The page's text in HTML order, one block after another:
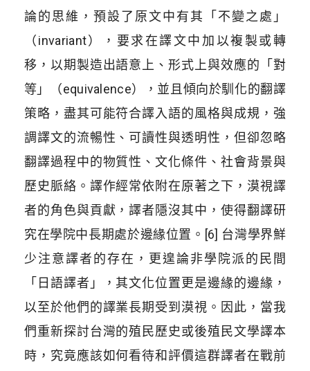
論的思維，預設了原文中有其「不變之處」
（invariant），要求在譯文中加以複製或轉
移，以期製造出語意上、形式上與效應的「對
等」（equivalence），並且傾向於馴化的翻譯
策略，盡其可能符合譯入語的風格與成規，強
調譯文的流暢性、可讀性與透明性，但卻忽略
翻譯過程中的物質性、文化條件、社會背景與
歷史脈絡。譯作經常依附在原著之下，漠視譯
者的角色與貢獻，譯者隱沒其中，使得翻譯研
究在學院中長期處於邊緣位置。[6] 台灣學界鮮
少注意譯者的存在，更遑論非學院派的民間
「日語譯者」，其文化位置更是邊緣的邊緣，
以至於他們的譯業長期受到漠視。因此，當我
們重新探討台灣的殖民歷史或後殖民文學譯本
時，究竟應該如何看待和評價這群譯者在戰前